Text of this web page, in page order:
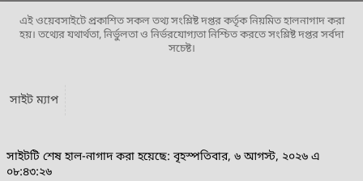
এই ওয়েবসাইটে প্রকাশিত সকল তথ্য সংশ্লিষ্ট দপ্তর কর্তৃক নিয়মিত হালনাগাদ করা
হয়। তথ্যের যথার্থতা, নির্ভুলতা ও নির্ভরযোগ্যতা নিশ্চিত করতে সংশ্লিষ্ট দপ্তর সর্বদা
সচেষ্ট।
সাইট ম্যাপ
সাইটটি শেষ হাল-নাগাদ করা হয়েছে: বৃহস্পতিবার, ৬ আগস্ট, ২০২৬ এ
০৮:৪৩:২৬